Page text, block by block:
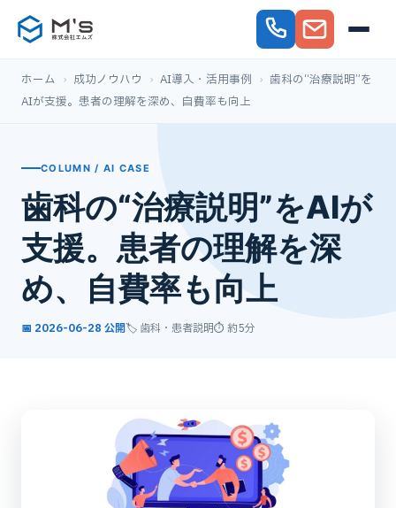
ホーム › 成功ノウハウ › AI導入・活用事例 › 歯科の“治療説明”を
AIが支援。患者の理解を深め、自費率も向上
COLUMN / AI CASE
歯科の“治療説明”をAIが
支援。患者の理解を深
め、自費率も向上
📅 2026-06-28 公開🏷️ 歯科・患者説明⏱ 約5分